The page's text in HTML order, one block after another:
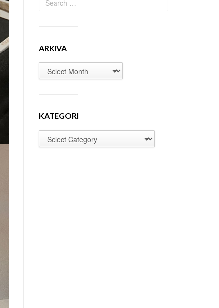
ARKIVA
KATEGORI